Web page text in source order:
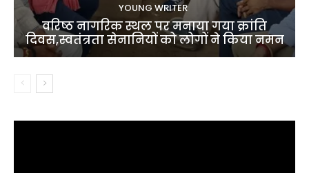
YOUNG WRITER
वरिष्ठ नागरिक स्थल पर मनाया गया क्रांति
दिवस,स्वतंत्रता सेनानियों को लोगों ने किया नमन